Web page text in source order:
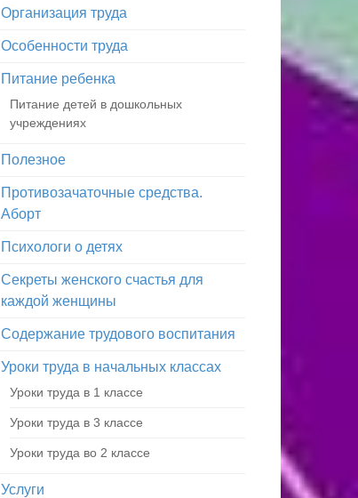
Организация труда
Особенности труда
Питание ребенка
Питание детей в дошкольных
учреждениях
Полезное
Противозачаточные средства.
Аборт
Психологи о детях
Секреты женского счастья для
каждой женщины
Содержание трудового воспитания
Уроки труда в начальных классах
Уроки труда в 1 классе
Уроки труда в 3 классе
Уроки труда во 2 классе
Услуги